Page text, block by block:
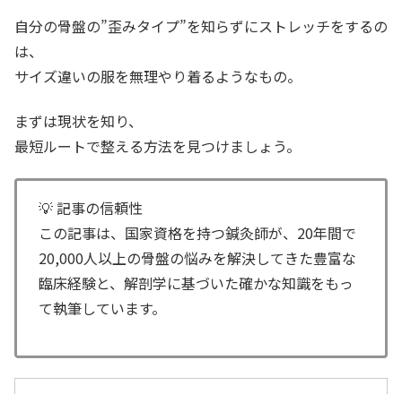
自分の骨盤の”歪みタイプ”を知らずにストレッチをするの
は、
サイズ違いの服を無理やり着るようなもの。
まずは現状を知り、
最短ルートで整える方法を見つけましょう。
💡 記事の信頼性
この記事は、国家資格を持つ鍼灸師が、20年間で
20,000人以上の骨盤の悩みを解決してきた豊富な
臨床経験と、解剖学に基づいた確かな知識をもっ
て執筆しています。